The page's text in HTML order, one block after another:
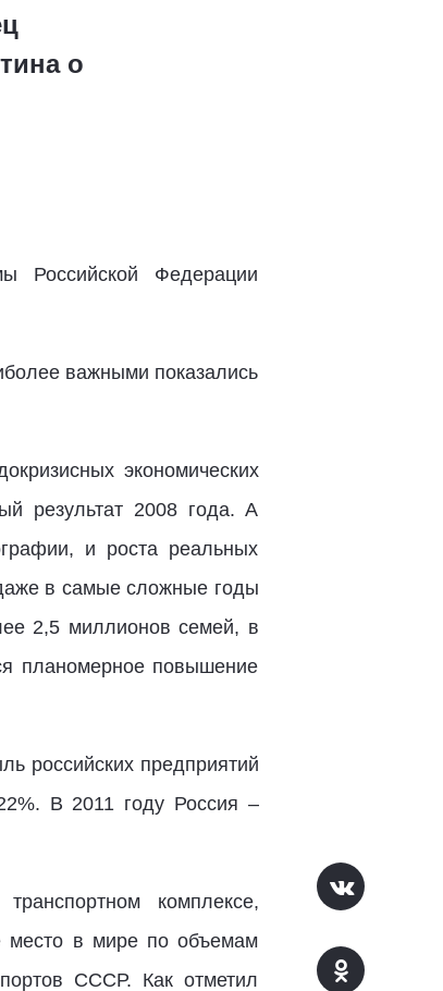
о
Российской Федерации
важными показались
экономических
результат 2008 года. А
и роста реальных
в самые сложные годы
2,5 миллионов семей, в
планомерное повышение
российских предприятий
В 2011 году Россия –
комплексе,
место в мире по объемам
СССР. Как отметил